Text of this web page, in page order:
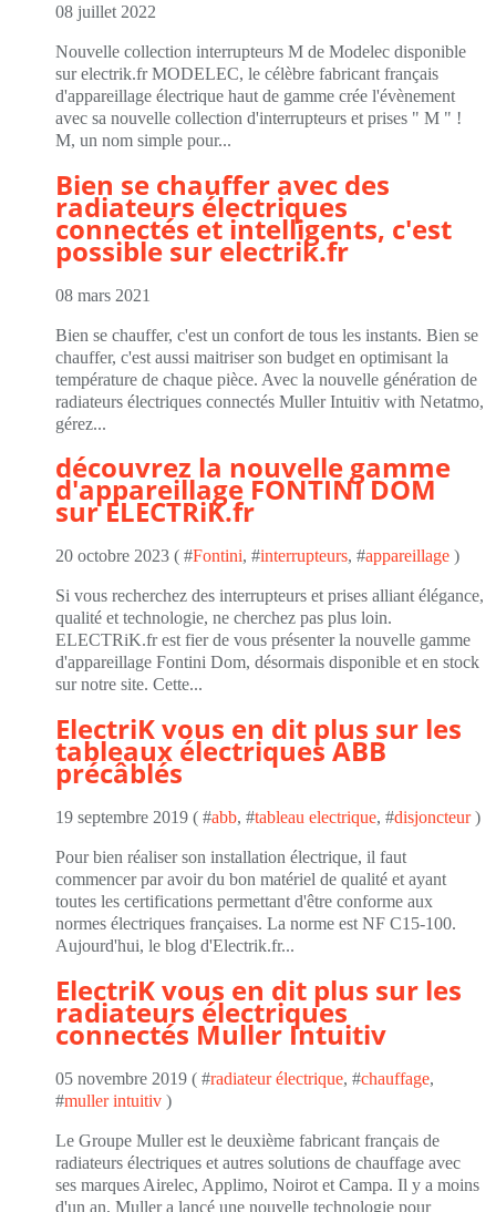
08 juillet 2022
Nouvelle collection interrupteurs M de Modelec disponible
sur electrik.fr MODELEC, le célèbre fabricant français
d'appareillage électrique haut de gamme crée l'évènement
avec sa nouvelle collection d'interrupteurs et prises " M " !
M, un nom simple pour...
Bien se chauffer avec des
radiateurs électriques
connectés et intelligents, c'est
possible sur electrik.fr
08 mars 2021
Bien se chauffer, c'est un confort de tous les instants. Bien se
chauffer, c'est aussi maitriser son budget en optimisant la
température de chaque pièce. Avec la nouvelle génération de
radiateurs électriques connectés Muller Intuitiv with Netatmo,
gérez...
découvrez la nouvelle gamme
d'appareillage FONTINI DOM
sur ELECTRiK.fr
20 octobre 2023 ( #Fontini, #interrupteurs, #appareillage )
Si vous recherchez des interrupteurs et prises alliant élégance,
qualité et technologie, ne cherchez pas plus loin.
ELECTRiK.fr est fier de vous présenter la nouvelle gamme
d'appareillage Fontini Dom, désormais disponible et en stock
sur notre site. Cette...
ElectriK vous en dit plus sur les
tableaux électriques ABB
précâblés
19 septembre 2019 ( #abb, #tableau electrique, #disjoncteur)
Pour bien réaliser son installation électrique, il faut
commencer par avoir du bon matériel de qualité et ayant
toutes les certifications permettant d'être conforme aux
normes électriques françaises. La norme est NF C15-100.
Aujourd'hui, le blog d'Electrik.fr...
ElectriK vous en dit plus sur les
radiateurs électriques
connectés Muller Intuitiv
05 novembre 2019 ( #radiateur électrique, #chauffage,
#muller intuitiv )
Le Groupe Muller est le deuxième fabricant français de
radiateurs électriques et autres solutions de chauffage avec
ses marques Airelec, Applimo, Noirot et Campa. Il y a moins
d'un an, Muller a lancé une nouvelle technologie pour